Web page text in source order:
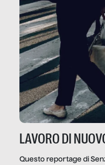
LAVORO DI
Questo reportage di